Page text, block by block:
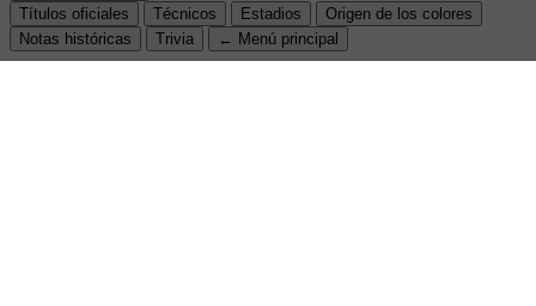
Títulos oficiales
Técnicos Estadios
Origen de los colores
Notas históricas
Trivia ← Menú principal